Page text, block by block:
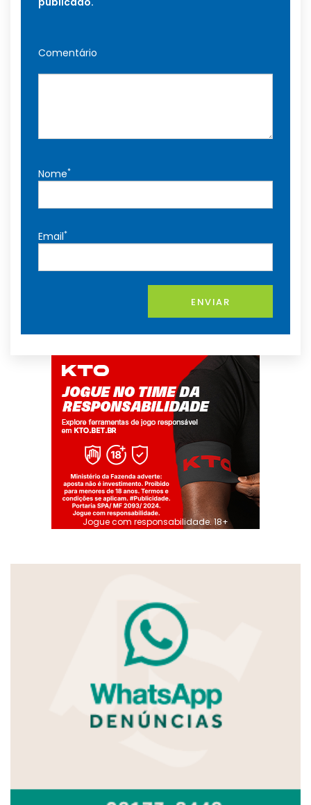
Comentário
Nome*
Email*
ENVIAR
Jogue com responsabilidade. 18+